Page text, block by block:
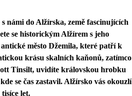
námi do Alžírska, země fascinujících
se historickým Alžírem s jeho
město Džemila, které patří k
krásu skalních kaňonů, zatímco
Tinsilt, uvidíte královskou hrobku
se čas zastavil. Alžírsko vás okouzlí
let.